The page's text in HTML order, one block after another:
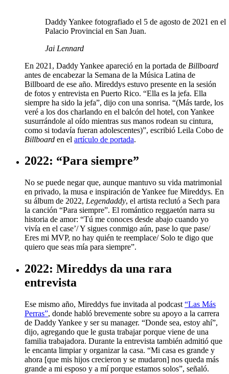
Daddy Yankee fotografiado el 5 de agosto de 2021 en el
Palacio Provincial en San Juan.
Jai Lennard
En 2021, Daddy Yankee apareció en la portada de Billboard
antes de encabezar la Semana de la Música Latina de
Billboard de ese año. Mireddys estuvo presente en la sesión
de fotos y entrevista en Puerto Rico. “Ella es la jefa. Ella
siempre ha sido la jefa”, dijo con una sonrisa. “(Más tarde, los
veré a los dos charlando en el balcón del hotel, con Yankee
susurrándole al oído mientras sus manos rodean su cintura,
como si todavía fueran adolescentes)”, escribió Leila Cobo de
Billboard en el artículo de portada.
2022: “Para siempre”
No se puede negar que, aunque mantuvo su vida matrimonial
en privado, la musa e inspiración de Yankee fue Mireddys. En
su álbum de 2022, Legendaddy, el artista reclutó a Sech para
la canción “Para siempre”. El romántico reggaetón narra su
historia de amor: “Tú me conoces desde abajo cuando yo
vivía en el case’/ Y sigues conmigo aún, pase lo que pase/
Eres mi MVP, no hay quién te reemplace/ Solo te digo que
quiero que seas mía para siempre”.
2022: Mireddys da una rara
entrevista
Ese mismo año, Mireddys fue invitada al podcast “Las Más
Perras”, donde habló brevemente sobre su apoyo a la carrera
de Daddy Yankee y ser su manager. “Donde sea, estoy ahí”,
dijo, agregando que le gusta trabajar porque viene de una
familia trabajadora. Durante la entrevista también admitió que
le encanta limpiar y organizar la casa. “Mi casa es grande y
ahora [que mis hijos crecieron y se mudaron] nos queda más
grande a mi esposo y a mí porque estamos solos”, señaló.